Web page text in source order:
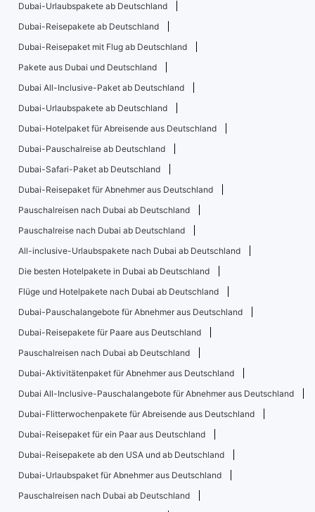
Dubai-Urlaubspakete ab Deutschland
Dubai-Reisepakete ab Deutschland
Dubai-Reisepaket mit Flug ab Deutschland
Pakete aus Dubai und Deutschland
Dubai All-Inclusive-Paket ab Deutschland
Dubai-Urlaubspakete ab Deutschland
Dubai-Hotelpaket für Abreisende aus Deutschland
Dubai-Pauschalreise ab Deutschland
Dubai-Safari-Paket ab Deutschland
Dubai-Reisepaket für Abnehmer aus Deutschland
Pauschalreisen nach Dubai ab Deutschland
Pauschalreise nach Dubai ab Deutschland
All-inclusive-Urlaubspakete nach Dubai ab Deutschland
Die besten Hotelpakete in Dubai ab Deutschland
Flüge und Hotelpakete nach Dubai ab Deutschland
Dubai-Pauschalangebote für Abnehmer aus Deutschland
Dubai-Reisepakete für Paare aus Deutschland
Pauschalreisen nach Dubai ab Deutschland
Dubai-Aktivitätenpaket für Abnehmer aus Deutschland
Dubai All-Inclusive-Pauschalangebote für Abnehmer aus Deutschland
Dubai-Flitterwochenpakete für Abreisende aus Deutschland
Dubai-Reisepaket für ein Paar aus Deutschland
Dubai-Reisepakete ab den USA und ab Deutschland
Dubai-Urlaubspaket für Abnehmer aus Deutschland
Pauschalreisen nach Dubai ab Deutschland